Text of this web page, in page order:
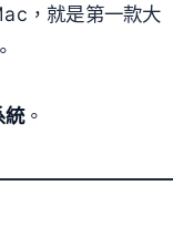
，就是第一款大
統。